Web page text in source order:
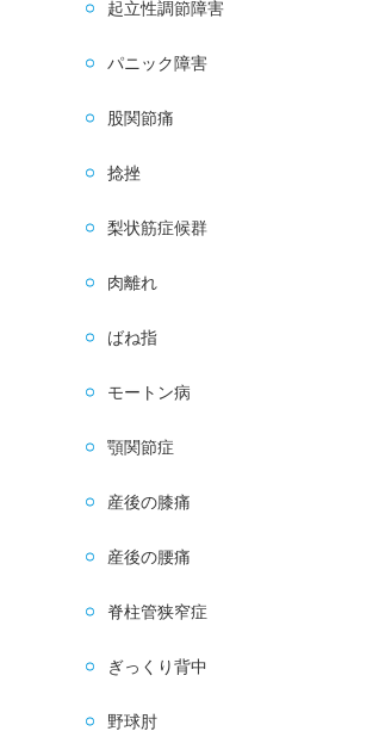
起立性調節障害
パニック障害
股関節痛
捻挫
梨状筋症候群
肉離れ
ばね指
モートン病
顎関節症
産後の膝痛
産後の腰痛
脊柱管狭窄症
ぎっくり背中
野球肘